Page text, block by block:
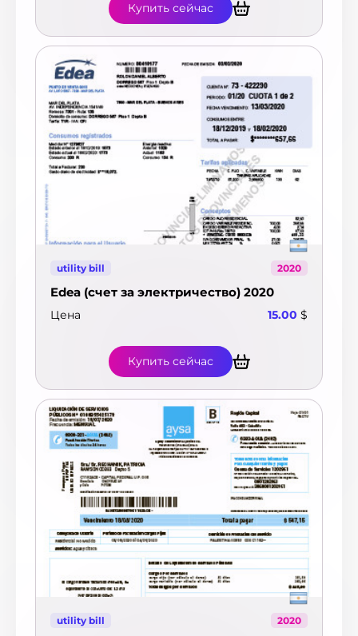
Купить сейчас
utility bill 2020
Edea (счет за электричество) 2020
Цена 15.00 $
Купить сейчас
utility bill 2020